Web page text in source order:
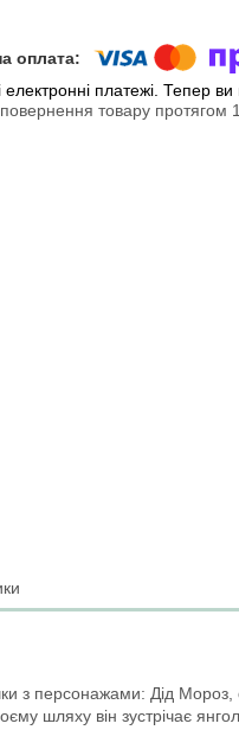
електронні платежі. Тепер
повернення товару протягом
персонажами: Дід Мороз,
шляху він зустрічає